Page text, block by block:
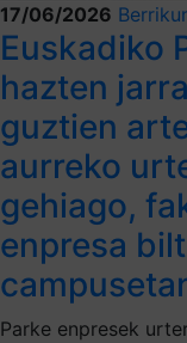
17/06/2026
Euskadiko
hazten
guztien
aurreko
gehiago,
enpresa
Parke enpresek